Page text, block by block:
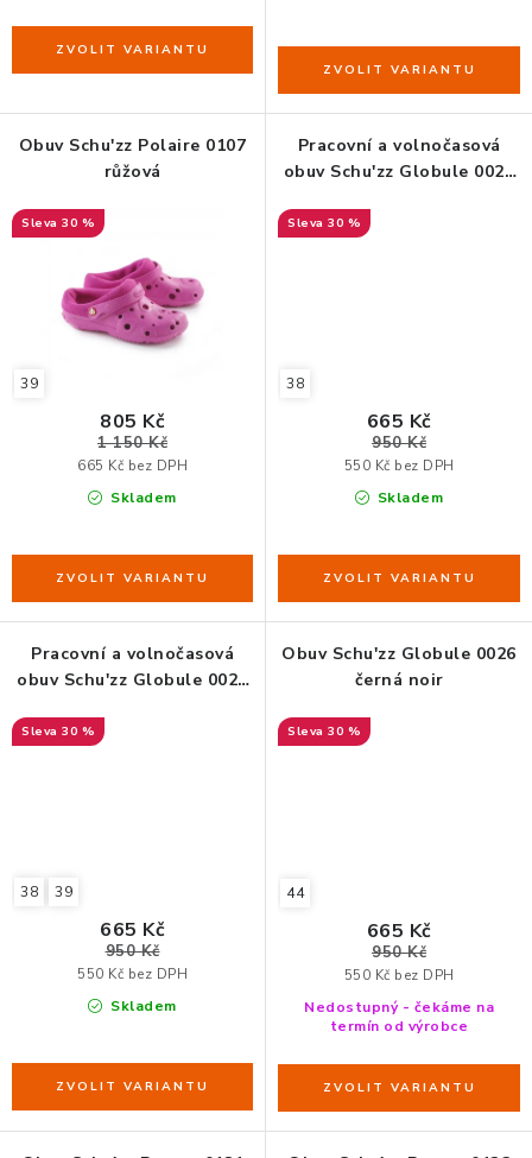
DESIGN A STYL V KANCELÁŘI
ČISTIČKY VZDUCHU
VODNÍ FILTRY
O nákupu Reklamace, výměna a vrácení
Naše realizace, inspirace a návody
Obuv Schu'zz Polaire 0107
růžová
30 %
39
Skladem
665 Kč bez DPH
805 Kč
1 150 Kč
Pracovní a volnočasová
obuv Schu'zz Globule 0028
30 %
38
Skladem
550 Kč bez DPH
665 Kč
950 Kč
Pracovní a volnočasová
obuv Schu'zz Globule 0028
30 %
38 39
Skladem
550 Kč bez DPH
665 Kč
950 Kč
Obuv Schu'zz Globule 0026
černá noir
30 %
44
Nedostupný - čekáme na
termín od výrobce
550 Kč bez DPH
665 Kč
950 Kč